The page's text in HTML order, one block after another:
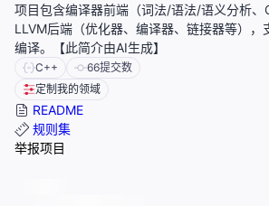
项目包含编译器前端（词法/语法/语义分析、
LLVM后端（优化器、编译器、链接器等），
编译。【此简介由AI生成】
C++ 66提交数
定制我的领域
README
规则集
举报项目